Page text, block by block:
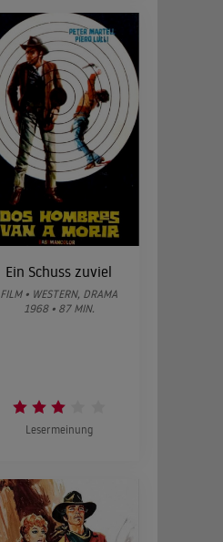
Ein Schuss zuviel
FILM • WESTERN, DRAMA
1968 • 87 MIN.
Lesermeinung